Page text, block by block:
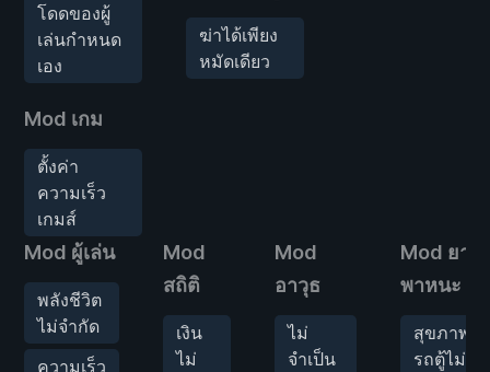
โดดของผู้
เล่นกำหนด
เอง
Mod เกม
ตั้งค่า
ความเร็ว
เกมส์
ฆ่าได้เพียง
หมัดเดียว
Mod ผู้เล่น
พลังชีวิต
ไม่จำกัด
ความเร็ว
Mod
สถิติ
เงิน
ไม่
Mod
อาวุธ
ไม่
จำเป็น
Mod ยาน
พาหนะ
สุขภาพ
รถตู้ไม่